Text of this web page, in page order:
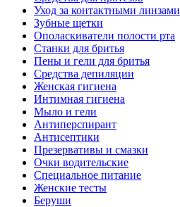
Уход за контактными линзами
Зубные щетки
Ополаскиватели полости рта
Станки для бритья
Пены и гели для бритья
Средства депиляции
Женская гигиена
Интимная гигиена
Мыло и гели
Антиперспирант
Антисептики
Презервативы и смазки
Очки водительские
Специальное питание
Женские тесты
Беруши